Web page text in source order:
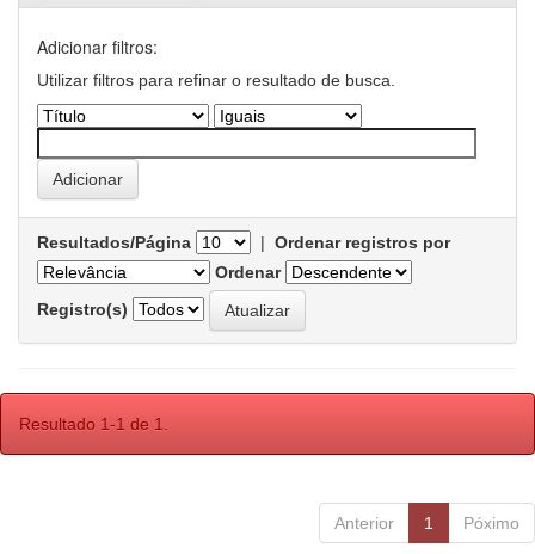
Adicionar filtros:
Utilizar filtros para refinar o resultado de busca.
Resultados/Página | Ordenar registros por
Ordenar
Registro(s)
Resultado 1-1 de 1.
Anterior 1 Póximo